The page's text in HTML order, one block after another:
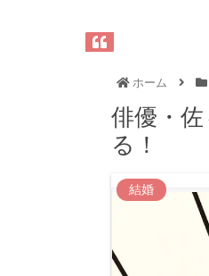
ホーム
俳優・
る！
結婚